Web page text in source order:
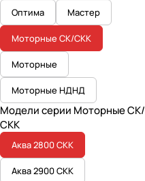
Оптима Мастер
Моторные СК/СКК
Моторные
Моторные НДНД
Модели серии Моторные СК/
СКК
Аква 2800 СКК
Аква 2900 СКК